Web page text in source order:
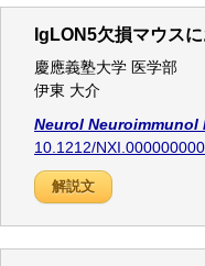
IgLON5欠損マウス
慶應義塾大学 医学部
伊東 大介
Neurol Neuroimmunol
10.1212/
解説文